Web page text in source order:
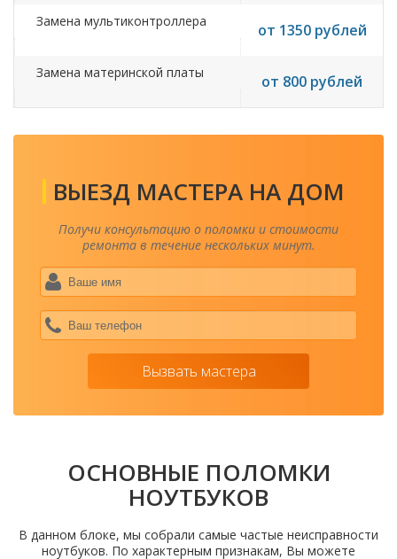
Замена мультиконтроллера от 1350 рублей
Замена материнской платы от 800 рублей
ВЫЕЗД МАСТЕРА НА ДОМ
Получи консультацию о поломки и стоимости
ремонта в течение нескольких минут.
Вызвать мастера
ОСНОВНЫЕ ПОЛОМКИ
НОУТБУКОВ
В данном блоке, мы собрали самые частые неисправности
ноутбуков. По характерным признакам, Вы можете